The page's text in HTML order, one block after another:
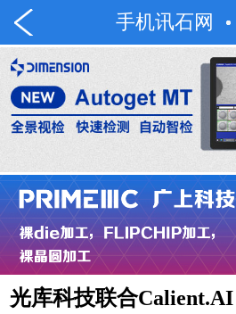
手机讯石网
光库科技联合